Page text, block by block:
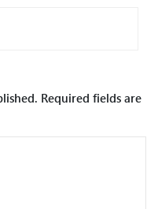
Required fields are